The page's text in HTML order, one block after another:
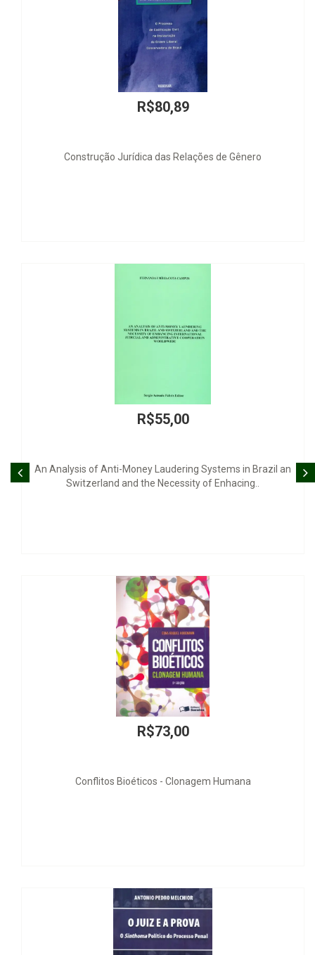
Jurídica das Relações de Gênero
Anti-Money Laudering Systems in Brazil an
and the Necessity of Enhacing..
Bioéticos - Clonagem Humana